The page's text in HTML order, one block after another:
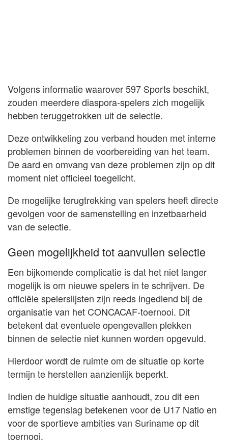
Volgens informatie waarover 597 Sports beschikt,
zouden meerdere diaspora-spelers zich mogelijk
hebben teruggetrokken uit de selectie.
Deze ontwikkeling zou verband houden met interne
problemen binnen de voorbereiding van het team.
De aard en omvang van deze problemen zijn op dit
moment niet officieel toegelicht.
De mogelijke terugtrekking van spelers heeft directe
gevolgen voor de samenstelling en inzetbaarheid
van de selectie.
Geen mogelijkheid tot aanvullen selectie
Een bijkomende complicatie is dat het niet langer
mogelijk is om nieuwe spelers in te schrijven. De
officiële spelerslijsten zijn reeds ingediend bij de
organisatie van het CONCACAF-toernooi. Dit
betekent dat eventuele opengevallen plekken
binnen de selectie niet kunnen worden opgevuld.
Hierdoor wordt de ruimte om de situatie op korte
termijn te herstellen aanzienlijk beperkt.
Indien de huidige situatie aanhoudt, zou dit een
ernstige tegenslag betekenen voor de U17 Natio en
voor de sportieve ambities van Suriname op dit
toernooi.